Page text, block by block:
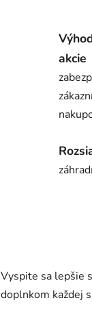
akcie
Vyspite sa lepšie
doplnkom každej